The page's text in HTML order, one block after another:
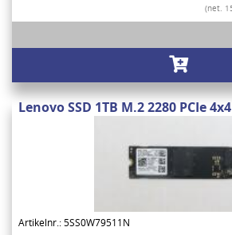
(net.
Lenovo SSD 1TB M.2 2280 PCIe
Artikelnr.: 5SS0W79511N